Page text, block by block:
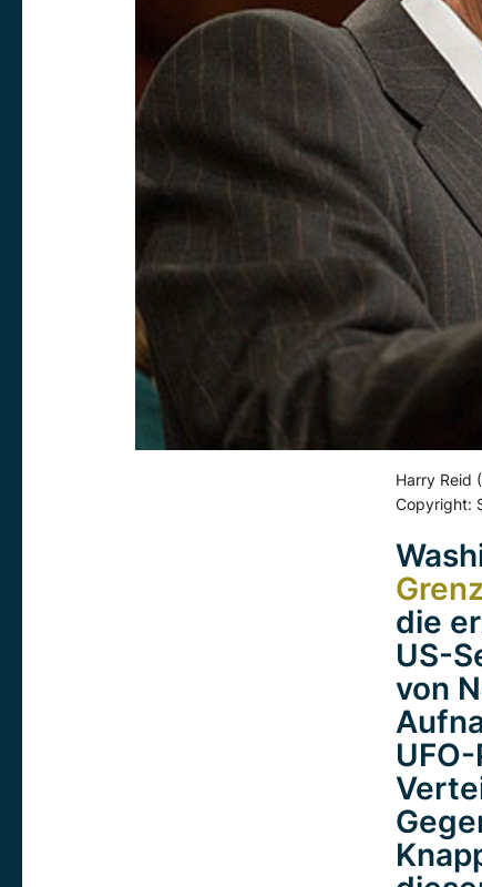
Harry Reid
Copyright:
die
US-
von